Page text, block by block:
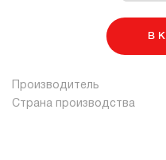
В
Производитель
Страна производства